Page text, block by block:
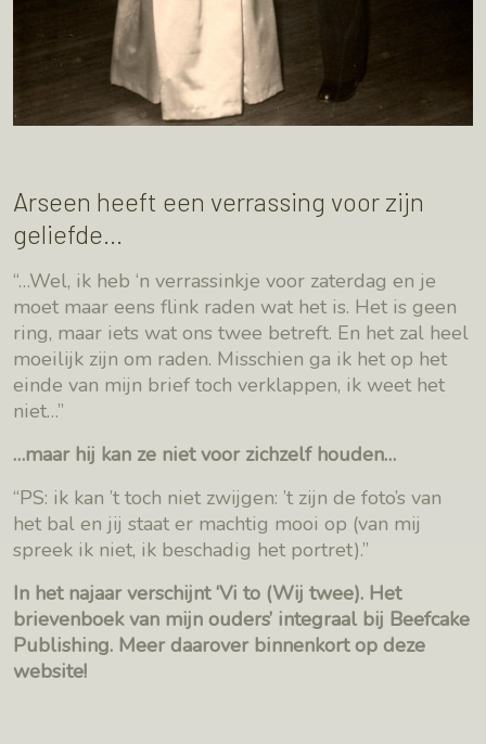
Arseen heeft een verrassing voor zijn
geliefde…
“…Wel, ik heb ‘n verrassinkje voor zaterdag en je
moet maar eens flink raden wat het is. Het is geen
ring, maar iets wat ons twee betreft. En het zal heel
moeilijk zijn om raden. Misschien ga ik het op het
einde van mijn brief toch verklappen, ik weet het
niet…”
…maar hij kan ze niet voor zichzelf houden…
“PS: ik kan ’t toch niet zwijgen: ’t zijn de foto’s van
het bal en jij staat er machtig mooi op (van mij
spreek ik niet, ik beschadig het portret).”
In het najaar verschijnt ‘Vi to (Wij twee). Het
brievenboek van mijn ouders’ integraal bij Beefcake
Publishing. Meer daarover binnenkort op deze
website!